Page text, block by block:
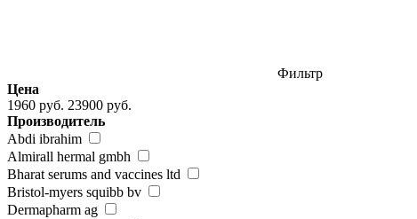
Фильтр
Цена
1960 руб. 23900 руб.
Производитель
Abdi ibrahim
Almirall hermal gmbh
Bharat serums and vaccines ltd
Bristol-myers squibb bv
Dermapharm ag